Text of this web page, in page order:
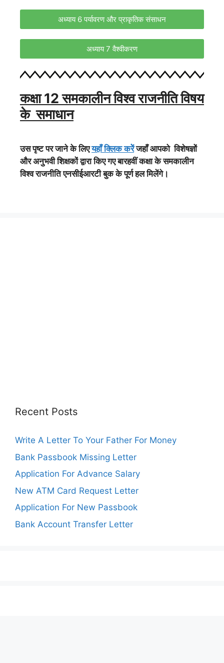
अध्याय 6 पर्यावरण और प्राकृतिक संसाधन
अध्याय 7 वैश्वीकरण
कक्षा 12 समकालीन विश्व राजनीति विषय
के समाधान
उस पृष्ट पर जाने के लिएयहाँ क्लिक करेेंजहाँ आपको विशेषज्ञों
और अनुभवी शिक्षकों द्वारा किए गए बारहवीं कक्षा के समकालीन
विश्व राजनीति एनसीईआरटी बुक के पूर्ण हल मिलेंगे।
Recent Posts
Write A Letter To Your Father For Money
Bank Passbook Missing Letter
Application For Advance Salary
New ATM Card Request Letter
Application For New Passbook
Bank Account Transfer Letter